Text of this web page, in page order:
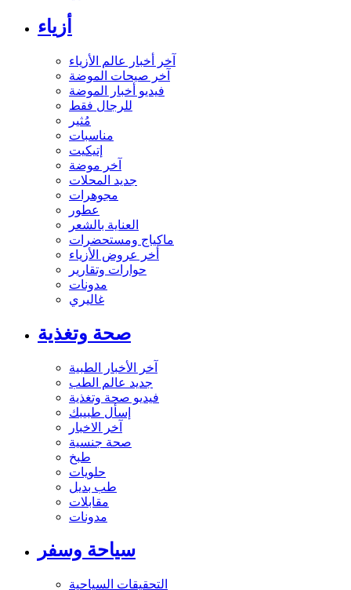
أزياء
آخر أخبار عالم الأزياء
آخر صيحات الموضة
فيديو أخبار الموضة
للرجال فقط
مُثير
مناسبات
إتيكيت
آخر موضة
جديد المحلات
مجوهرات
عطور
العناية بالشعر
ماكياج ومستحضرات
أخر عروض الأزياء
حوارات وتقارير
مدونات
غاليري
صحة وتغذية
آخر الأخبار الطبية
جديد عالم الطب
فيديو صحة وتغذية
إسأل طبيبك
آخر الاخبار
صحة جنسية
طبخ
حلويات
طب بديل
مقابلات
مدونات
سياحة وسفر
التحقيقات السياحية